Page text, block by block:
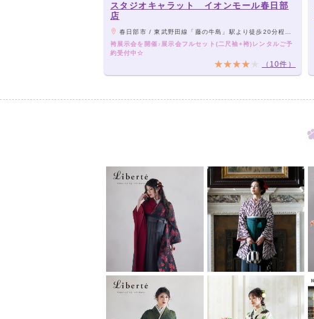
スタジオキャラット イオンモール春日部
店
春日部市 / 東武野田線「藤の牛島」駅より徒歩20分程度／春日部駅東口より路線バスの運行あり
袴展示会を開催♪展示会フルセット(二尺袖+袴)レンタルご予
約受付中☆
（10件）